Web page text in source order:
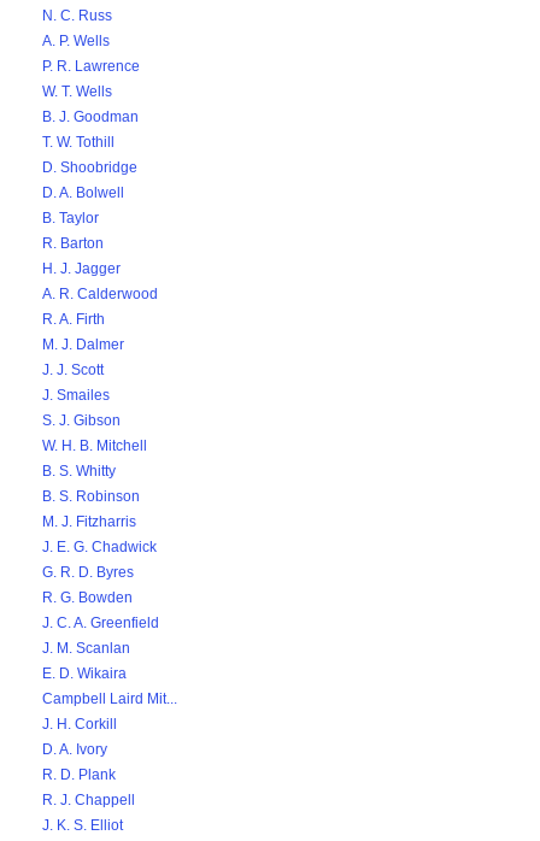
N. C. Russ
A. P. Wells
P. R. Lawrence
W. T. Wells
B. J. Goodman
T. W. Tothill
D. Shoobridge
D. A. Bolwell
B. Taylor
R. Barton
H. J. Jagger
A. R. Calderwood
R. A. Firth
M. J. Dalmer
J. J. Scott
J. Smailes
S. J. Gibson
W. H. B. Mitchell
B. S. Whitty
B. S. Robinson
M. J. Fitzharris
J. E. G. Chadwick
G. R. D. Byres
R. G. Bowden
J. C. A. Greenfield
J. M. Scanlan
E. D. Wikaira
Campbell Laird Mit...
J. H. Corkill
D. A. Ivory
R. D. Plank
R. J. Chappell
J. K. S. Elliot